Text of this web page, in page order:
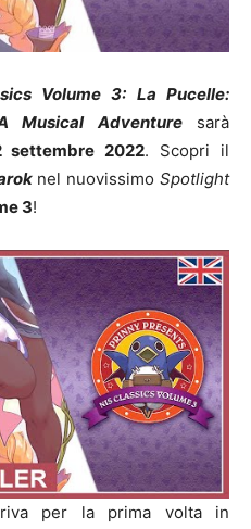
Volume 3: La Pucelle:
Musical Adventure sarà
settembre 2022. Scopri il
nel nuovissimo Spotlight
3!
per la prima volta in